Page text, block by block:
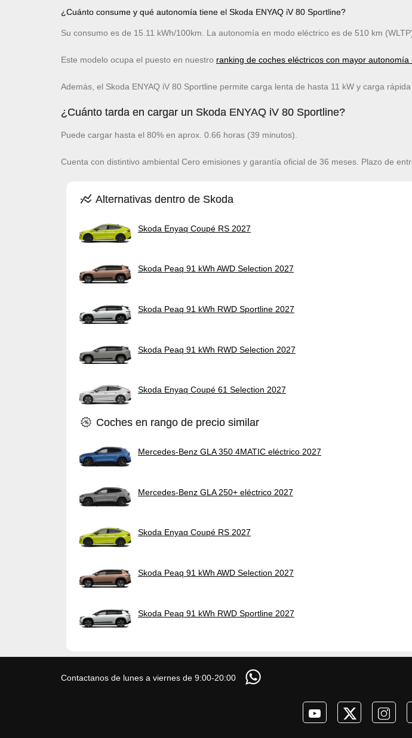
¿Cuánto consume y qué autonomía tiene el Skoda ENYAQ iV 80 Sportline?
Su consumo es de 15.11 kWh/100km. La autonomía en modo eléctrico es de 510 km
Este modelo ocupa el puesto en nuestro ranking de coches eléctricos con mayor autonomía
Además, el Skoda ENYAQ iV 80 Sportline permite carga lenta de hasta 11 kW y carga
¿Cuánto tarda en cargar un Skoda ENYAQ iV 80 Sportline?
Puede cargar hasta el 80% en aprox. 0.66 horas (39 minutos).
Cuenta con distintivo ambiental Cero emisiones y garantía oficial de 36 meses. Plazo de
Alternativas dentro de Skoda
Skoda Enyaq Coupé RS 2027
Skoda Peaq 91 kWh AWD Selection 2027
Skoda Peaq 91 kWh RWD Sportline 2027
Skoda Peaq 91 kWh RWD Selection 2027
Skoda Enyaq Coupé 61 Selection 2027
Coches en rango de precio similar
Mercedes-Benz GLA 350 4MATIC eléctrico 2027
Mercedes-Benz GLA 250+ eléctrico 2027
Skoda Enyaq Coupé RS 2027
Skoda Peaq 91 kWh AWD Selection 2027
Skoda Peaq 91 kWh RWD Sportline 2027
Contactanos de lunes a viernes de 9:00-20:00